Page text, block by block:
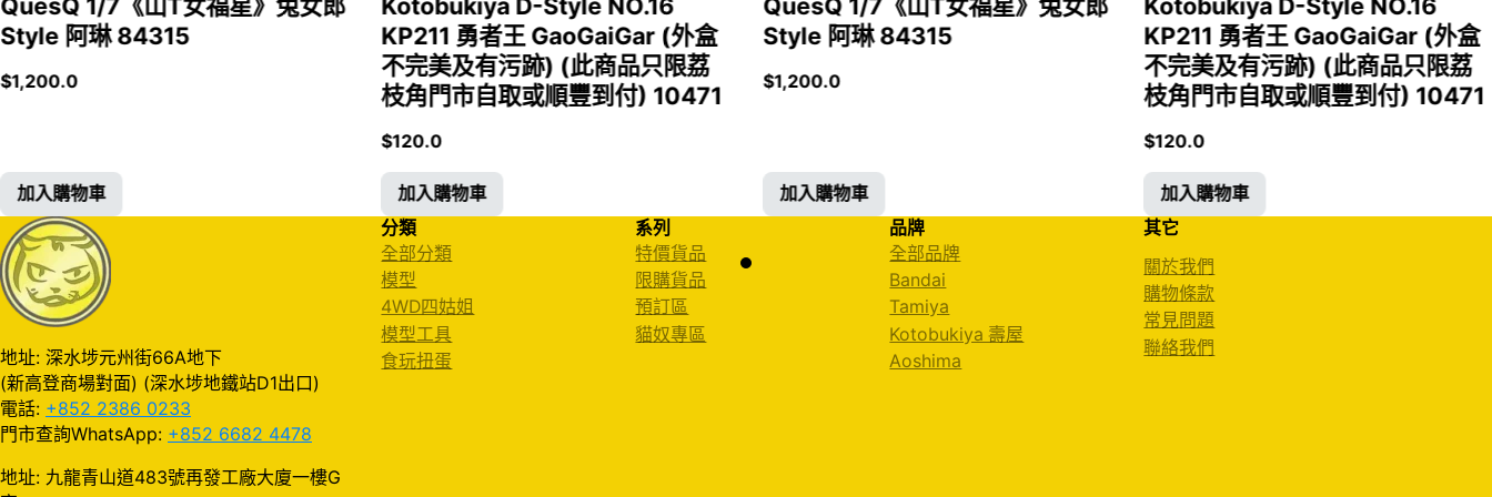
Style 阿琳 84315
$1,200.0
加入購物車
KP211 勇者王 GaoGaiGar (外盒
不完美及有污跡) (此商品只限荔
枝角門市自取或順豐到付) 10471
$120.0
加入購物車
Style 阿琳 84315
$1,200.0
加入購物車
KP211 勇者王 GaoGaiGar (外盒
不完美及有污跡) (此商品只限荔
枝角門市自取或順豐到付) 10471
$120.0
加入購物車
地址: 深水埗元州街66A地下
(新高登商場對面) (深水埗地鐵站D1出口)
電話: +852 2386 0233
門市查詢WhatsApp: +852 6682 4478
地址: 九龍青山道483號再發工廠大廈一樓G
分類
全部分類
模型
4WD四姑姐
模型工具
食玩扭蛋
系列
特價貨品
限購貨品
預訂區
貓奴專區
品牌
全部品牌
Bandai
Tamiya
Kotobukiya 壽屋
Aoshima
其它
關於我們
購物條款
常見問題
聯絡我們